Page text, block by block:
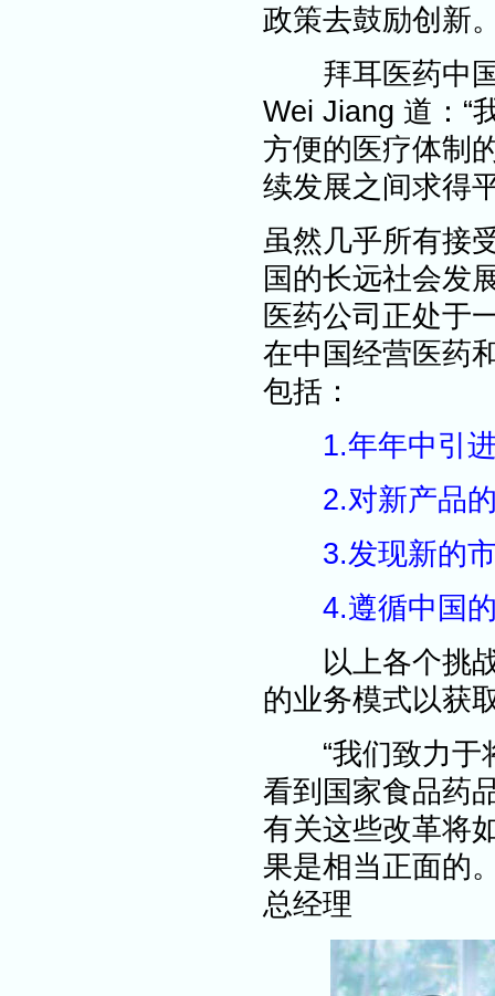
政策去鼓励创新
拜耳医药中国
Wei Jiang 道：“
方便的医疗体制
续发展之间求得
虽然几乎所有接
国的长远社会发
医药公司正处于
在中国经营医药
包括：
1.年年中引
2.对新产品的
3.发现新的市
4.遵循中国的
以上各个挑战
的业务模式以获
“我们致力于将
看到国家食品药
有关这些改革将
果是相当正面的
总经理